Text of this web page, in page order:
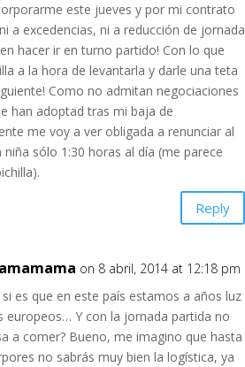
este jueves y por mi contrato
a excedencias, ni a reducción de jornada
hacer ir en turno partido! Con lo que
a la hora de levantarla y darle una teta
Como no admitan negociaciones
han adoptad tras mi baja de
me voy a ver obligada a renunciar al
sólo 1:30 horas al día (me parece
Reply
on 8 abril, 2014 at 12:18 pm
si es que en este país estamos a años luz
europeos… Y con la jornada partida no
a comer? Bueno, me imagino que hasta
no sabrás muy bien la logística, ya